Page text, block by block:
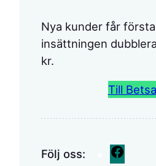
Nya kunder får
insättningen
kr.
Till
Följ oss: